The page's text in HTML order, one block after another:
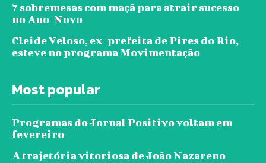
7 sobremesas com maçã para atrair sucesso
no Ano-Novo
Cleide Veloso, ex-prefeita de Pires do Rio,
esteve no programa Movimentação
Most popular
Programas do Jornal Positivo voltam em
fevereiro
A trajetória vitoriosa de João Nazareno